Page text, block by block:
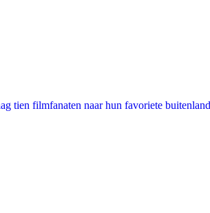
filmfanaten naar hun favoriete